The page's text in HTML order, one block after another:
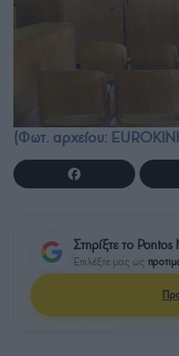
(Φωτ. αρχείου:
Στηρίξτε το
Επιλέξτε μας ως